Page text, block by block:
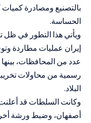
بالتصنيع ومصادرة
الحساسة.
ويأتي هذا التطور في ظل
إيران عمليات مطاردة
عدد من المحافظات،
رسمية من محاولات
البلاد.
أصفهان، وضبط ورشة